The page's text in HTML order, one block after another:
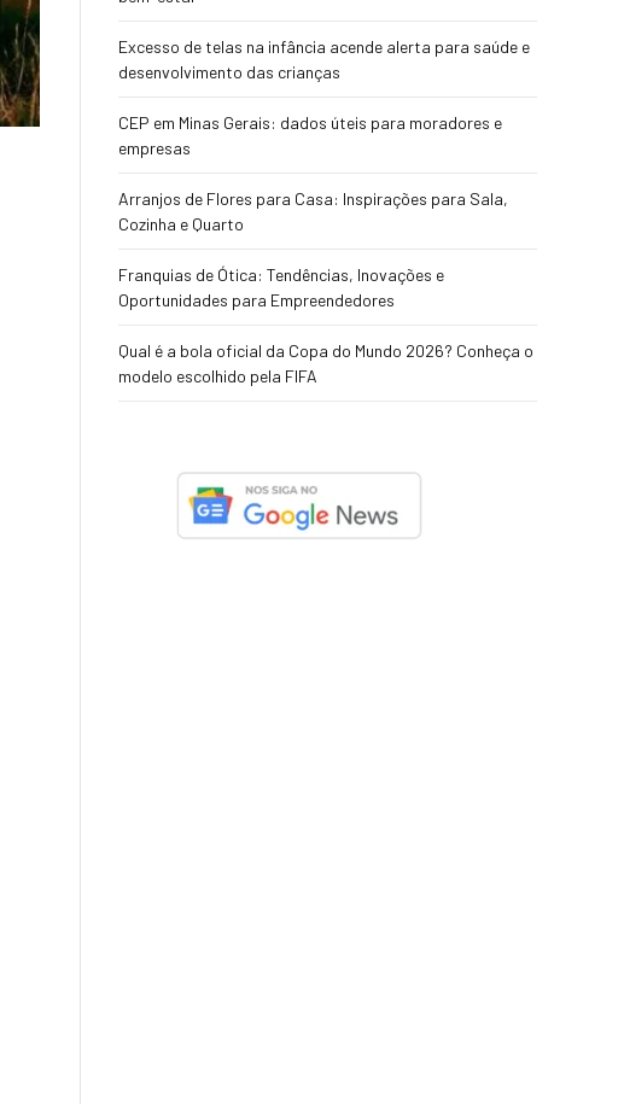
Excesso de telas na infância acende alerta para saúde e
desenvolvimento das crianças
CEP em Minas Gerais: dados úteis para moradores e
empresas
Arranjos de Flores para Casa: Inspirações para Sala,
Cozinha e Quarto
Franquias de Ótica: Tendências, Inovações e
Oportunidades para Empreendedores
Qual é a bola oficial da Copa do Mundo 2026? Conheça o
modelo escolhido pela FIFA